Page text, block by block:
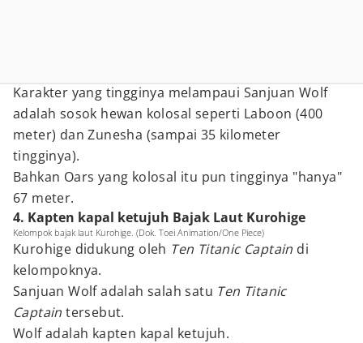
Karakter yang tingginya melampaui Sanjuan Wolf
adalah sosok hewan kolosal seperti Laboon (400
meter) dan Zunesha (sampai 35 kilometer
tingginya).
Bahkan Oars yang kolosal itu pun tingginya "hanya"
67 meter.
4. Kapten kapal ketujuh Bajak Laut Kurohige
Kelompok bajak laut Kurohige. (Dok. Toei Animation/One Piece)
Kurohige didukung oleh Ten Titanic Captain di
kelompoknya.
Sanjuan Wolf adalah salah satu Ten Titanic
Captaintersebut.
Wolf adalah kapten kapal ketujuh.